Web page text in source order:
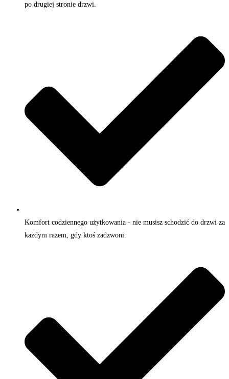
po drugiej stronie drzwi.
Komfort codziennego użytkowania - nie musisz schodzić do drzwi za
każdym razem, gdy ktoś zadzwoni.